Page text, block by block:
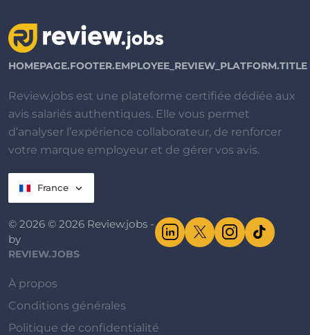
HOMEPAGE.FOOTER.EMPLOYEE_REVIEW_PLATFORM.TITLE
Review.jobs est une plateforme certifiée dédiée aux
avis salariés authentiques. Elle vous permet
d’analyser l’expérience collaborateur, de renforcer
votre marque employeur et de gérer vos avis.
France
© 2026 © 2026 Review.jobs -
by
REVIEW.JOBS
À propos
Conditions générales
Politique de confidentialité